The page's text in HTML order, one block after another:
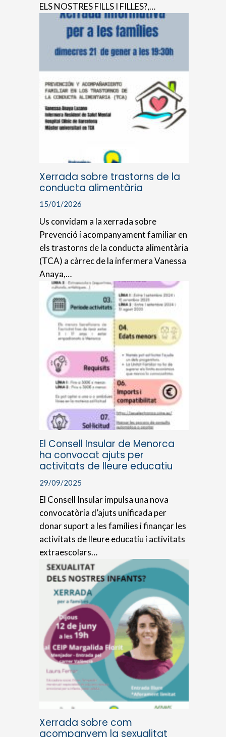
ELS NOSTRES FILLS I FILLES?,…
Xerrada sobre trastorns de la
conducta alimentària
15/01/2026
Us convidam a la xerrada sobre
Prevenció i acompanyament familiar en
els trastorns de la conducta alimentària
(TCA) a càrrec de la infermera Vanessa
Anaya,…
El Consell Insular de Menorca
ha convocat ajuts per
activitats de lleure educatiu
29/09/2025
El Consell Insular impulsa una nova
convocatòria d’ajuts unificada per
donar suport a les famílies i finançar les
activitats de lleure educatiu i activitats
extraescolars…
Xerrada sobre com
acompanyem la sexualitat